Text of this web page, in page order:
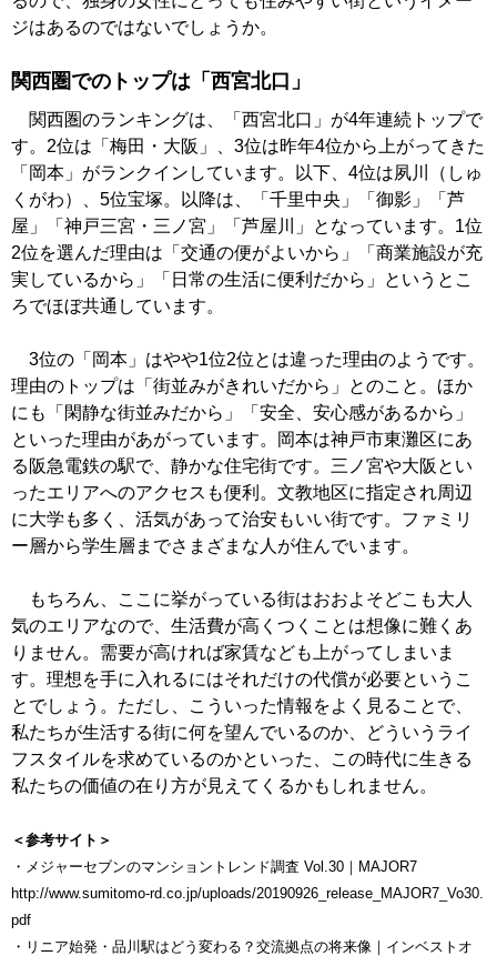
ジはあるのではないでしょうか。
関西圏でのトップは「西宮北口」
関西圏のランキングは、「西宮北口」が4年連続トップで
す。2位は「梅田・大阪」、3位は昨年4位から上がってきた
「岡本」がランクインしています。以下、4位は夙川（しゅ
くがわ）、5位宝塚。以降は、「千里中央」「御影」「芦
屋」「神戸三宮・三ノ宮」「芦屋川」となっています。1位
2位を選んだ理由は「交通の便がよいから」「商業施設が充
実しているから」「日常の生活に便利だから」というとこ
ろでほぼ共通しています。
3位の「岡本」はやや1位2位とは違った理由のようです。
理由のトップは「街並みがきれいだから」とのこと。ほか
にも「閑静な街並みだから」「安全、安心感があるから」
といった理由があがっています。岡本は神戸市東灘区にあ
る阪急電鉄の駅で、静かな住宅街です。三ノ宮や大阪とい
ったエリアへのアクセスも便利。文教地区に指定され周辺
に大学も多く、活気があって治安もいい街です。ファミリ
ー層から学生層までさまざまな人が住んでいます。
もちろん、ここに挙がっている街はおおよそどこも大人
気のエリアなので、生活費が高くつくことは想像に難くあ
りません。需要が高ければ家賃なども上がってしまいま
す。理想を手に入れるにはそれだけの代償が必要というこ
とでしょう。ただし、こういった情報をよく見ることで、
私たちが生活する街に何を望んでいるのか、どういうライ
フスタイルを求めているのかといった、この時代に生きる
私たちの価値の在り方が見えてくるかもしれません。
＜参考サイト＞
・メジャーセブンのマンショントレンド調査 Vol.30｜MAJOR7
http://www.sumitomo-rd.co.jp/uploads/20190926_release_MAJOR7_Vo30.
pdf
・リニア始発・品川駅はどう変わる？交流拠点の将来像｜インベストオ